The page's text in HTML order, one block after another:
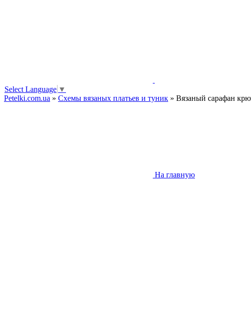
Select Language ▼
Petelki.com.ua » Схемы вязаных платьев и туник » Вязаный сарафан
На главную